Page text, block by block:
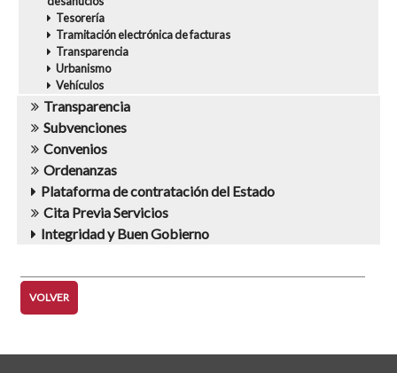
Tesorería
Tramitación electrónica de facturas
Transparencia
Urbanismo
Vehículos
Transparencia
Subvenciones
Convenios
Ordenanzas
Plataforma de contratación del Estado
Cita Previa Servicios
Integridad y Buen Gobierno
VOLVER